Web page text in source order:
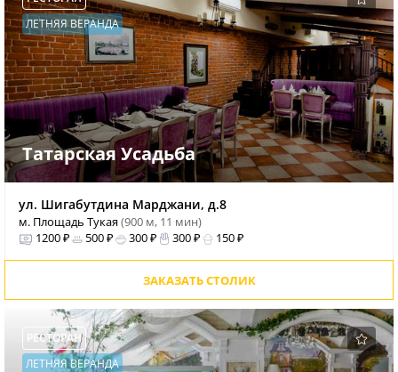
ЛЕТНЯЯ ВЕРАНДА
Татарская Усадьба
ул. Шигабутдина Марджани, д.8
м. Площадь Тукая(900 м, 11 мин)
1200 ₽
500 ₽ 300 ₽ 300 ₽ 150 ₽
ЗАКАЗАТЬ СТОЛИК
РЕСТОРАН
ЛЕТНЯЯ ВЕРАНДА